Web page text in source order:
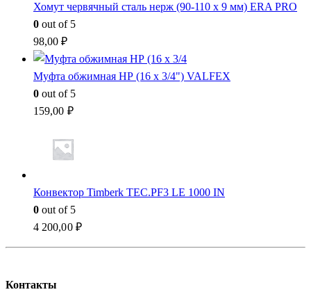
Хомут червячный сталь нерж (90-110 x 9 мм) ERA PRO
0 out of 5
98,00₽
Муфта обжимная НР (16 x 3/4") VALFEX
0 out of 5
159,00 ₽
Конвектор Timberk TEC.PF3 LE 1000 IN
0 out of 5
4 200,00 ₽
Контакты